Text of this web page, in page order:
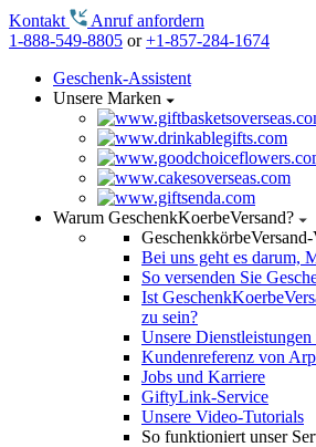
Kontakt
Anruf anfordern
1-888-549-8805 or+1-857-284-1674
Geschenk-Assistent
Unsere Marken
Warum GeschenkKoerbeVersand?
Bei uns geht es darum,
So versenden Sie
Ist
zu sein?
Unsere
Kundenreferenz von
Jobs und Karriere
GiftyLink-Service
Unsere Video-Tutorials
So funktioniert unser